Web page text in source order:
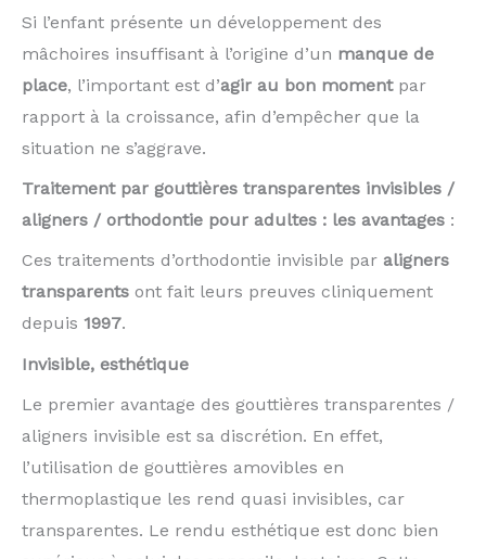
Si l’enfant présente un développement des
mâchoires insuffisant à l’origine d’un manque de
place, l’important est d’agir au bon momentpar
rapport à la croissance, afin d’em­pêcher que la
situation ne s’aggrave.
Traitement par gouttières transparentes invisibles /
aligners / orthodontie pour adultes : les avantages :
Ces traitements d’orthodontie invisible par aligners
transparents ont fait leurs preuves cliniquement
depuis 1997.
Invisible, esthétique
Le premier avantage des gouttières transparentes /
aligners invisible est sa discrétion. En effet,
l’utilisation de gouttières amovibles en
thermoplastique les rend quasi invisibles, car
transparentes. Le rendu esthétique est donc bien